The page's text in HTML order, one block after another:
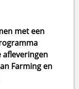
met een
afleveringen
Farming en